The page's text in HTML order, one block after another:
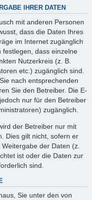
IHRER DATEN
mit anderen Personen
dass die Daten Ihres
im Internet zugänglich
dass einzelne
Nutzerkreis (z. B.
etc.) zugänglich sind.
nach entsprechenden
Sie den Betreiber. Die E-
nur für den Betreiber
zugänglich.
der Betreiber nur mit
Dies gilt nicht, sofern er
der Daten (z.
ist oder die Daten zur
sind.
Sie unter den von